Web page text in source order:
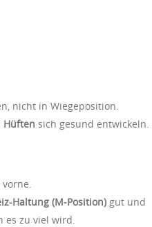
nicht in Wiegeposition.
Hüften sich gesund entwickeln.
Haltung (M‑Position) gut und
es zu viel wird.